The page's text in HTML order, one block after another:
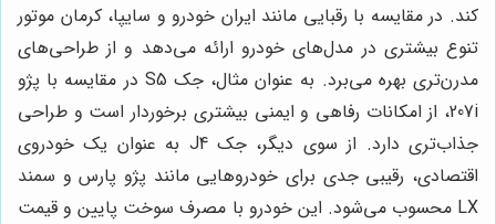
کند. در مقایسه با رقبایی مانند ایران خودرو و سایپا، کرمان موتور
تنوع بیشتری در مدل‌های خودرو ارائه می‌دهد و از طراحی‌های
مدرن‌تری بهره می‌برد. به عنوان مثال، جک S5 در مقایسه با پژو
207i، از امکانات رفاهی و ایمنی بیشتری برخوردار است و طراحی
جذاب‌تری دارد. از سوی دیگر، جک J4 به عنوان یک خودروی
اقتصادی، رقیبی جدی برای خودروهایی مانند پژو پارس و سمند
LX محسوب می‌شود. این خودرو با مصرف سوخت پایین و قیمت